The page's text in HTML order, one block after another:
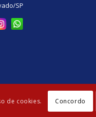
SP
de cookies. Concordo